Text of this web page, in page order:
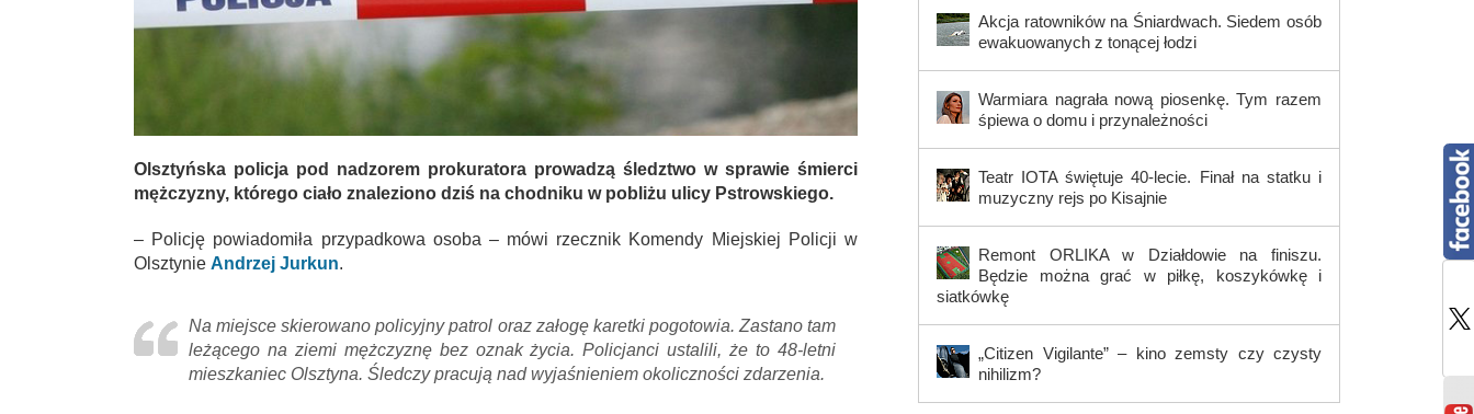
Olsztyńska policja pod nadzorem prokuratora prowadzą śledztwo w sprawie śmierci
mężczyzny, którego ciało znaleziono dziś na chodniku w pobliżu ulicy Pstrowskiego.
– Policję powiadomiła przypadkowa osoba – mówi rzecznik Komendy Miejskiej Policji w
Olsztynie Andrzej Jurkun.
Na miejsce skierowano policyjny patrol oraz załogę karetki pogotowia. Zastano tam
leżącego na ziemi mężczyznę bez oznak życia. Policjanci ustalili, że to 48-letni
mieszkaniec Olsztyna. Śledczy pracują nad wyjaśnieniem okoliczności zdarzenia.
Akcja ratowników na Śniardwach. Siedem osób
ewakuowanych z tonącej łodzi
Warmiara nagrała nową piosenkę. Tym razem
śpiewa o domu i przynależności
Teatr IOTA świętuje 40-lecie. Finał na statku i
muzyczny rejs po Kisajnie
Remont ORLIKA w Działdowie na finiszu.
Będzie można grać w piłkę, koszykówkę i
siatkówkę
„Citizen Vigilante” – kino zemsty czy czysty
nihilizm?